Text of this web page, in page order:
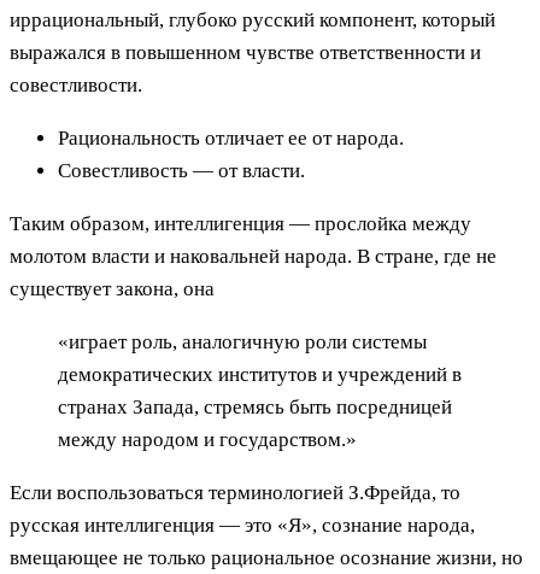
иррациональный, глубоко русский компонент, который
выражался в повышенном чувстве ответственности и
совестливости.
Рациональность отличает ее от народа.
Совестливость — от власти.
Таким образом, интеллигенция — прослойка между
молотом власти и наковальней народа. В стране, где не
существует закона, она
«играет роль, аналогичную роли системы
демократических институтов и учреждений в
странах Запада, стремясь быть посредницей
между народом и государством.»
Если воспользоваться терминологией З.Фрейда, то
русская интеллигенция — это «Я», сознание народа,
вмещающее не только рациональное осознание жизни, но